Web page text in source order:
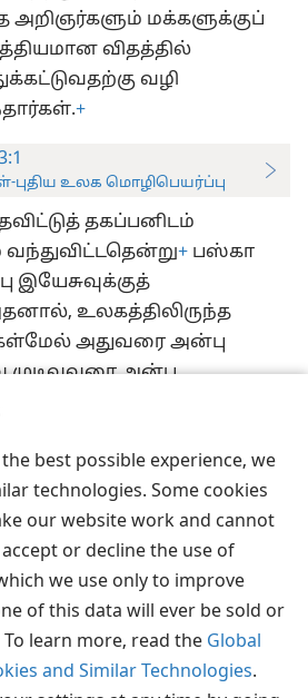
best possible experience, we
technologies. Some cookies
our website work and cannot
or decline the use of
we use only to improve
of this data will ever be sold or
learn more, read the Global
and Similar Technologies.
அறிஞர்களும் மக்களுக்குப்
விதத்தில்
வழி
+
புதிய உலக மொழிபெயர்ப்பு
தகப்பனிடம்
வந்துவிட்டதென்று+ பஸ்கா
இயேசுவுக்குத்
உலகத்திலிருந்த
அதுவரை அன்பு
அன்பு
விருப்பங்கள்
Bible and Tract Society of Pennsylvania
ப்ரைவசி செட்டிங்
உள்நுழையவும்